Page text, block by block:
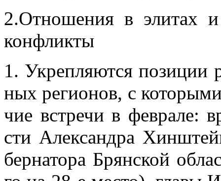
2.От­но­ше­ния в эли­тах и
кон­флик­ты
1. Укреп­ля­ют­ся по­зи­ции
ных ре­ги­о­нов, с
чие встре­чи в фев­ра­ле:
сти Алек­сандра
бер­на­то­ра Брян­ской